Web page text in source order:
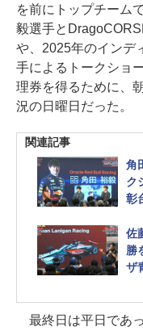
を前にトップチーム
毅選手と
や、2025年のインデ
手によるトークショ
理券を得るために、
況の日曜日だった。
関連記事
角
ク
彰
佐
勝
ザ
最終日は平日であ